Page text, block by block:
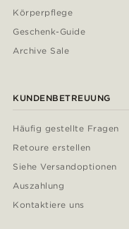
Körperpflege
Geschenk-Guide
Archive Sale
KUNDENBETREUUNG
Häufig gestellte Fragen
Retoure erstellen
Siehe Versandoptionen
Auszahlung
Kontaktiere uns